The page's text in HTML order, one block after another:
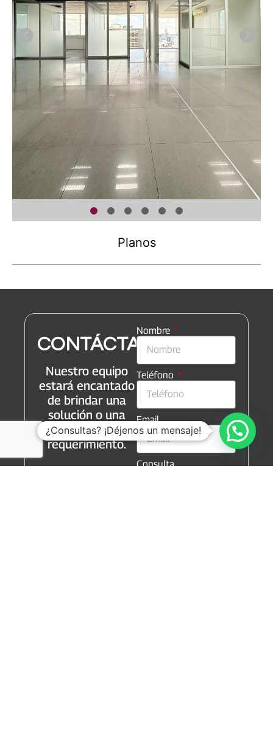
Planos
CONTÁCTANOS
Nuestro equipo
estará encantado
de brindar una
solución o una
respuesta a su
requerimiento.
Nombre
Teléfono
Email
Consulta
¿Consultas? ¡Déjenos un mensaje!